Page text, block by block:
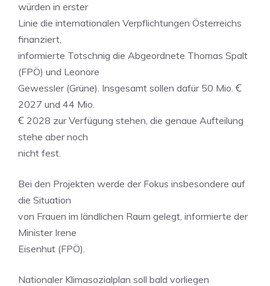
würden in erster
Linie die internationalen Verpflichtungen Österreichs
finanziert,
informierte Totschnig die Abgeordnete Thomas Spalt
(FPÖ) und Leonore
Gewessler (Grüne). Insgesamt sollen dafür 50 Mio. Ꞓ
2027 und 44 Mio.
Ꞓ 2028 zur Verfügung stehen, die genaue Aufteilung
stehe aber noch
nicht fest.
Bei den Projekten werde der Fokus insbesondere auf
die Situation
von Frauen im ländlichen Raum gelegt, informierte der
Minister Irene
Eisenhut (FPÖ).
Nationaler Klimasozialplan soll bald vorliegen